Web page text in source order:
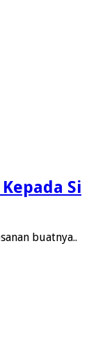
Si
buatnya..